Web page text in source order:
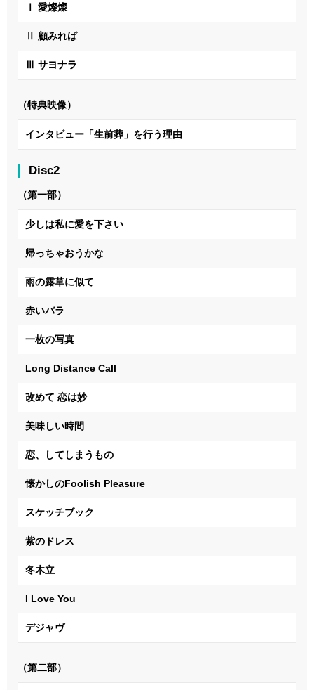
Ⅰ 愛燦燦
Ⅱ 顧みれば
Ⅲ サヨナラ
（特典映像）
インタビュー「生前葬」を行う理由
Disc2
（第一部）
少しは私に愛を下さい
帰っちゃおうかな
雨の露草に似て
赤いバラ
一枚の写真
Long Distance Call
改めて 恋は妙
美味しい時間
恋、してしまうもの
懐かしのFoolish Pleasure
スケッチブック
紫のドレス
冬木立
I Love You
デジャヴ
（第二部）